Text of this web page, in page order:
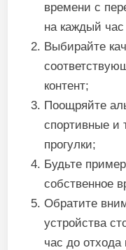
времени с
на каждый
Выбирайте
контент;
Поощряйте
спортивные и
прогулки;
Будьте
собственное
Обратите
устройства
час до отхода